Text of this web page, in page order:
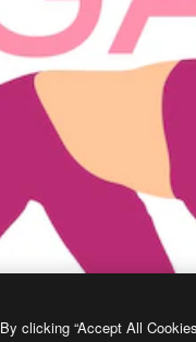
By clicking “Accept All